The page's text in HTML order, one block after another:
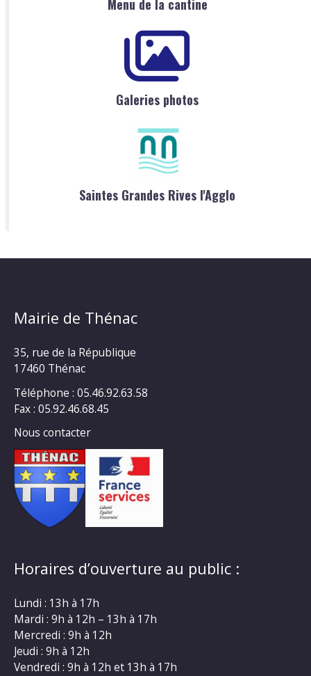
Menu de la cantine
Galeries photos
Saintes Grandes Rives l'Agglo
Mairie de Thénac
35, rue de la République
17460 Thénac
Téléphone : 05.46.92.63.58
Fax : 05.92.46.68.45
Nous contacter
Horaires d’ouverture au public :
Lundi : 13h à 17h
Mardi : 9h à 12h – 13h à 17h
Mercredi : 9h à 12h
Jeudi : 9h à 12h
Vendredi : 9h à 12h et 13h à 17h